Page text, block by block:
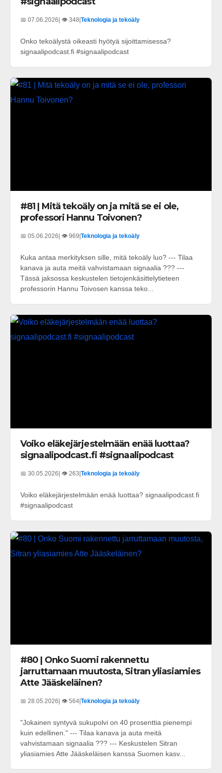
📅 07.06.2026 | 👁️ 348 Teknologia ja tekoäly
Onko tekoälystä oikeasti hyötyä sijoittamisessa?
signaalipodcast.fi #signaalipodcast
#81 | Mitä tekoäly on ja mitä se ei ole,
professori Hannu Toivonen?
📅 05.06.2026 | 👁️ 969 Teknologia ja tekoäly
Kuka antaa merkityksen sille, mitä tekoäly luo? --- Tilaa
kanava ja auta meitä vahvistamaan signaalia ??? ---
Tässä jaksossa keskustelen tietojenkäsittelytieteen
professorin Hannu Toivosen kanssa teko...
Voiko eläkejärjestelmään enää luottaa?
signaalipodcast.fi #signaalipodcast
📅 30.05.2026| 👁️ 263|Teknologia ja tekoäly
Voiko eläkejärjestelmään enää luottaa? signaalipodcast.fi
#signaalipodcast
#80 | Onko Suomi rakennettu
jarruttamaan muutosta, Sitran yliasiamies
Atte Jääskeläinen?
📅 28.05.2026 | 👁️ 564 Teknologia ja tekoäly
"Jokainen syntyvä sukupolvi on 40 prosenttia pienempi
kuin edellinen." --- Tilaa kanava ja auta meitä
vahvistamaan signaalia ??? --- Keskustelen Sitran
yliasiamies Atte Jääskeläisen kanssa Suomen kasv...